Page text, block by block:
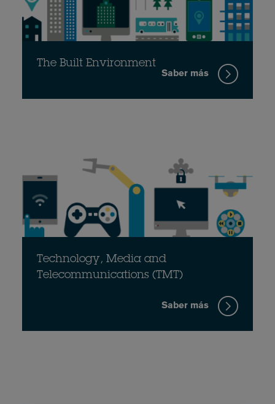
The Built Environment
Saber más
Technology, Media and
Telecommunications (TMT)
Saber más